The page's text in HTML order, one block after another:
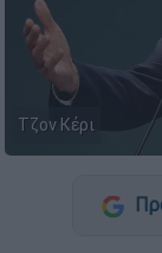
Τζον Κέρι